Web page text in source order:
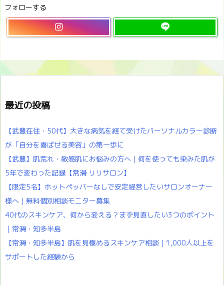
フォローする
最近の投稿
【武豊在住・50代】大きな病気を経て受けたパーソナルカラー診断
が「自分を喜ばせる美容」の第一歩に
【武豊】肌荒れ・敏感肌にお悩みの方へ｜何を使っても染みた肌が
5年で変わった記録【常滑 リリサロン】
【限定5名】ホットペッパーなしで安定経営したいサロンオーナー
様へ｜無料個別相談モニター募集
40代のスキンケア、何から変える？まず見直したい3つのポイント
｜常滑・知多半島
【常滑・知多半島】肌を見極めるスキンケア相談｜1,000人以上を
サポートした経験から